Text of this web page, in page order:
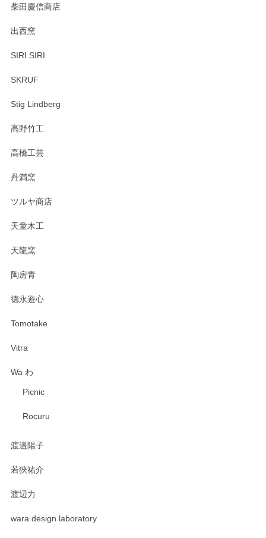
柴田慶信商店
出西窯
SIRI SIRI
SKRUF
Stig Lindberg
高野竹工
高橋工芸
丹満窯
ツルヤ商店
天童木工
天龍窯
陶房青
徳永遊心
Tomotake
Vitra
Wa わ
Picnic
Rocuru
渡邉陽子
若狹祐介
渡辺力
wara design laboratory